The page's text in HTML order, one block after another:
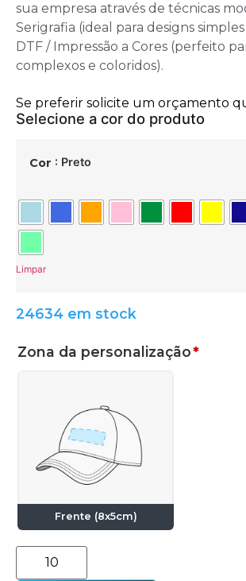
sua empresa através de técnicas
Serigrafia (ideal para designs
DTF / Impressão a Cores (perfeito
complexos e coloridos).
Cor : Preto
Limpar
24634 em stock
Zona da personalização*
Frente (8x5cm)